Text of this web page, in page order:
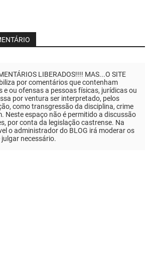
LIBERADOS!!!! MAS...O SITE
por comentários que contenham
e ou ofensas a pessoas físicas, jurídicas ou
por ventura ser interpretado, pelos
como transgressão da disciplina, crime
Neste espaço não é permitido a discussão
por conta da legislação castrense. Na
o administrador do BLOG irá moderar os
necessário.